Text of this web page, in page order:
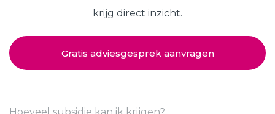
krijg direct inzicht.
Gratis adviesgesprek aanvragen
Schuifpuien
SHOWROOM BEZOEKEN